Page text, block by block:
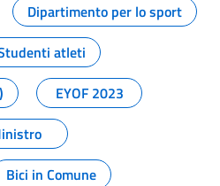
Dipartimento per lo sport
atleti
EYOF 2023
Bici in Comune